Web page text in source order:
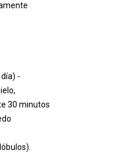
-
30 minutos